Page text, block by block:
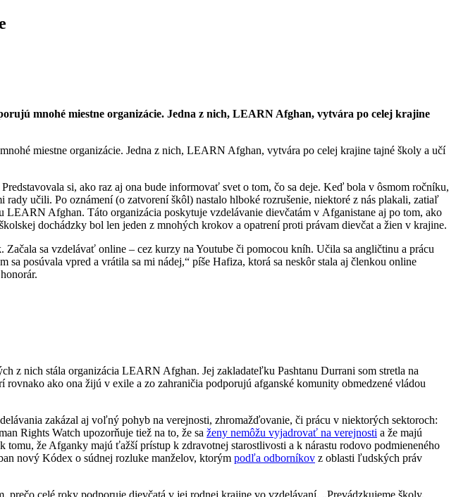
mnohé miestne organizácie. Jedna z nich, LEARN Afghan, vytvára po celej krajine
miestne organizácie. Jedna z nich, LEARN Afghan, vytvára po celej krajine tajné školy a učí
si, ako raz aj ona bude informovať svet o tom, čo sa deje. Keď bola v ôsmom ročníku,
učili. Po oznámení (o zatvorení škôl) nastalo hlboké rozrušenie, niektoré z nás plakali, zatiaľ
Afghan. Táto organizácia poskytuje vzdelávanie dievčatám v Afganistane aj po tom, ako
dochádzky bol len jeden z mnohých krokov a opatrení proti právam dievčat a žien v krajine.
sa vzdelávať online – cez kurzy na Youtube či pomocou kníh. Učila sa angličtinu a prácu
posúvala vpred a vrátila sa mi nádej,“ píše Hafiza, ktorá sa neskôr stala aj členkou online
z nich stála organizácia LEARN Afghan. Jej zakladateľku Pashtanu Durrani som stretla na
ako ona žijú v exile a zo zahraničia podporujú afganské komunity obmedzené vládou
zakázal aj voľný pohyb na verejnosti, zhromažďovanie, či prácu v niektorých sektoroch:
Rights Watch upozorňuje tiež na to, že sa ženy nemôžu vyjadrovať na verejnosti a že majú
že Afganky majú ťažší prístup k zdravotnej starostlivosti a k nárastu rodovo podmieneného
nový Kódex o súdnej rozluke manželov, ktorým podľa odborníkov z oblasti ľudských práv
celé roky podporuje dievčatá v jej rodnej krajine vo vzdelávaní. „Prevádzkujeme školy,